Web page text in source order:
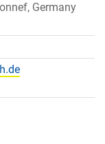
Germany